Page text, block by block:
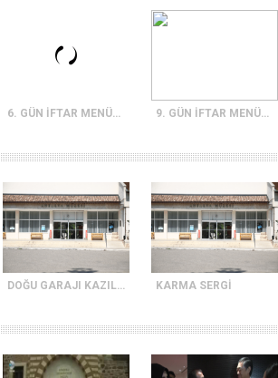
6. GÜN İFTAR MENÜSÜ 9. GÜN İFTAR MENÜSÜ
DOĞU GARAJI KAZILARINDA ÇIKARTILAN İNSAN İSKELETLERİNİN ANTROPOLOJİK ANALİZİ KARMA SERGİ